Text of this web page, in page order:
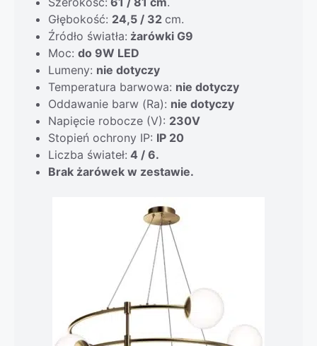
Głębokość: 24,5 / 32 cm.
Źródło światła: żarówki G9
Moc: do 9W LED
Lumeny: nie dotyczy
Temperatura barwowa: nie dotyczy
Oddawanie barw (Ra): nie dotyczy
Napięcie robocze (V): 230V
Stopień ochrony IP: IP 20
Liczba świateł: 4 / 6.
Brak żarówek w zestawie.